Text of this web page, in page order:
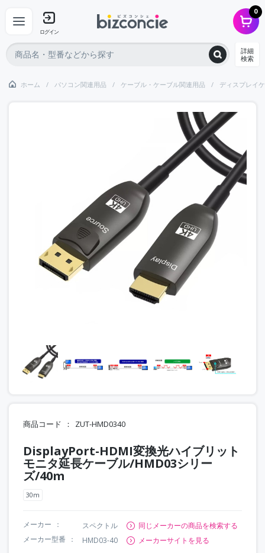
ログイン
0
詳細
検索
ホーム パソコン関連用品 ケーブル・ケーブル関連用品 ディスプレイ
商品コード ZUT-HMD0340
DisplayPort-HDMI変換光ハイブリット
モニタ延長ケーブル/HMD03シリー
ズ/40m
30m
メーカー スペクトル
同じメーカーの商品を検索する
メーカー型番
HMD03-40 メーカーサイトを見る